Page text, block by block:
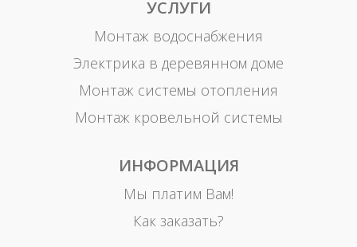
УСЛУГИ
Монтаж водоснабжения
Электрика в деревянном доме
Монтаж системы отопления
Монтаж кровельной системы
ИНФОРМАЦИЯ
Мы платим Вам!
Как заказать?